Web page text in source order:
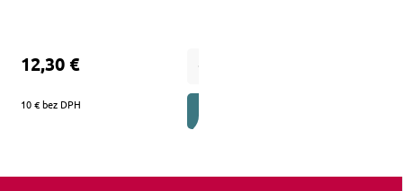
10 € bez DPH
12,30 €